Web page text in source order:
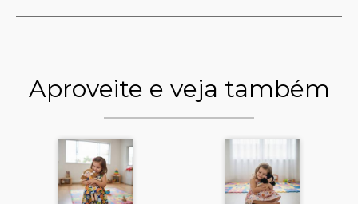
Aproveite e veja também